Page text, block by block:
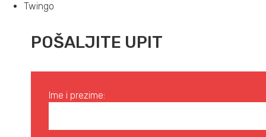
Twingo
POŠALJITE UPIT
Ime i prezime: